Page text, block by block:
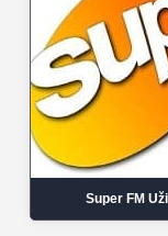
Super FM